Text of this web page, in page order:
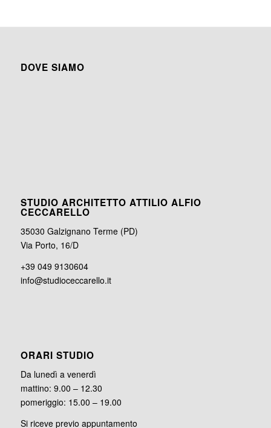
DOVE SIAMO
STUDIO ARCHITETTO ATTILIO ALFIO
CECCARELLO
35030 Galzignano Terme (PD)
Via Porto, 16/D
+39 049 9130604
info@studioceccarello.it
ORARI STUDIO
Da lunedì a venerdì
mattino: 9.00 – 12.30
pomeriggio: 15.00 – 19.00
Si riceve previo appuntamento